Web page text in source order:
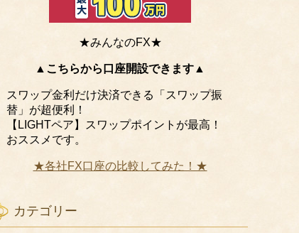
★みんなのFX★
▲こちらから口座開設できます▲
スワップ金利だけ決済できる「スワップ振
替」が超便利！
【LIGHTペア】スワップポイントが最高！
おススメです。
★各社FX口座の比較してみた！★
カテゴリー